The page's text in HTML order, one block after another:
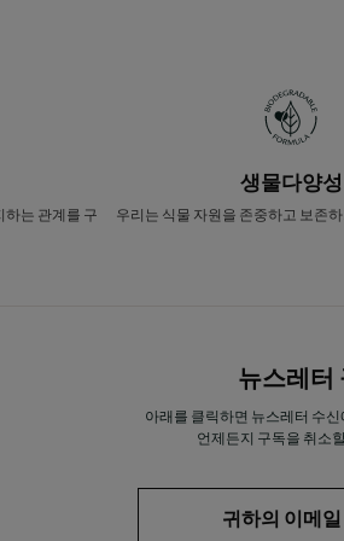
는 관계를 구
생물다양성
우리는 식물 자원을 존중하고 보존
뉴스레터
아래를 클릭하면 뉴스레터 수
언제든지 구독을 취소
귀하의 이메